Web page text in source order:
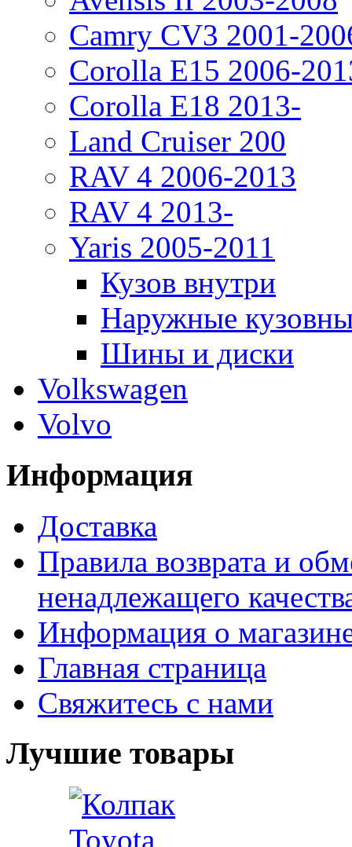
Camry CV3 2001-
Corolla E15 2006-
Corolla E18 2013-
Land Cruiser 200
RAV 4 2006-2013
RAV 4 2013-
Yaris 2005-2011
Кузов внутри
Наружные
Шины и диски
Volkswagen
Volvo
Информация
Доставка
Правила возврата и
ненадлежащего
Информация о
Главная страница
Свяжитесь с нами
Лучшие товары